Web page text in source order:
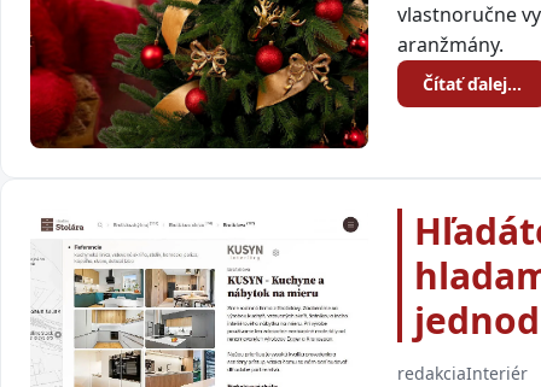
vlastnoručne
aranžmány.
Čítať ďalej…
redakciaInteriér